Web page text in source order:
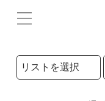
検索リストの選択